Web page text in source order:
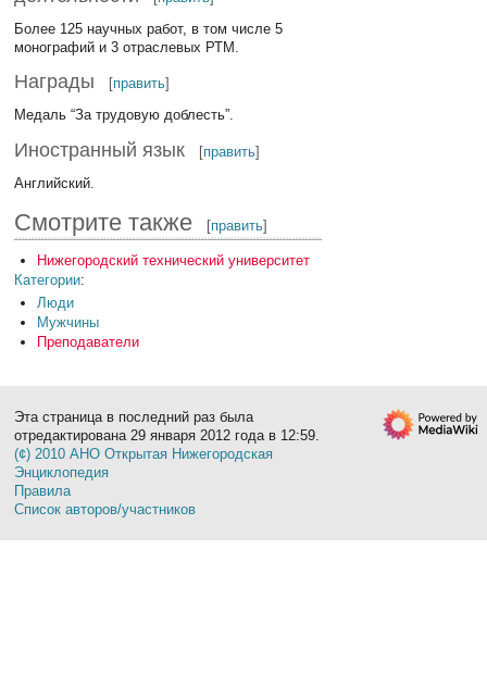
Более 125 научных работ, в том числе 5
монографий и 3 отраслевых РТМ.
Награды [править]
Медаль “За трудовую доблесть”.
Иностранный язык [править]
Английский.
Смотрите также [править]
Нижегородский технический университет
Категории:
Люди
Мужчины
Преподаватели
Эта страница в последний раз была
отредактирована 29 января 2012 года в 12:59.
(¢) 2010 АНО Открытая Нижегородская
Энциклопедия
Правила
Список авторов/участников